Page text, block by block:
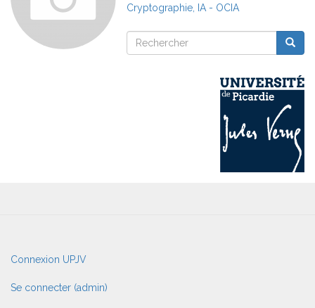
Cryptographie, IA - OCIA
Rechercher
Rechercher
User
account
menu
Connexion UPJV
Se connecter (admin)